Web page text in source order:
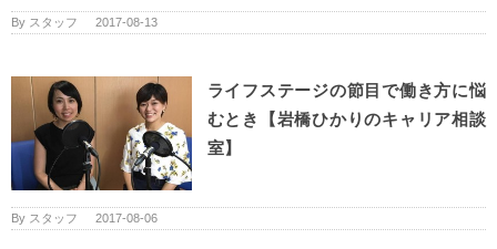
By スタッフ 2017-08-13
ライフステージの節目で働き方に悩
むとき【岩橋ひかりのキャリア相談
室】
By スタッフ 2017-08-06